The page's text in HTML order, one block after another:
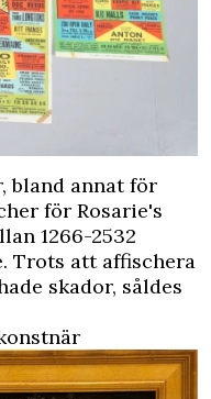
bland annat för
för Rosarie's
1266-2532
Trots att affischera
skador, såldes